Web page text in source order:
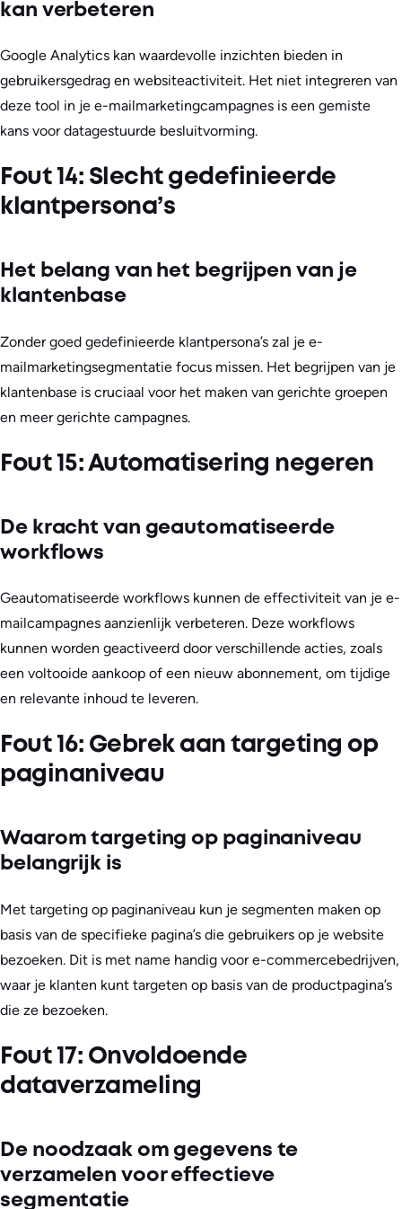
kan verbeteren
Google Analytics kan waardevolle inzichten bieden in
gebruikersgedrag en websiteactiviteit. Het niet integreren van
deze tool in je e-mailmarketingcampagnes is een gemiste
kans voor datagestuurde besluitvorming.
Fout 14: Slecht gedefinieerde
klantpersona’s
Het belang van het begrijpen van je
klantenbase
Zonder goed gedefinieerde klantpersona’s zal je e-
mailmarketingsegmentatie focus missen. Het begrijpen van je
klantenbase is cruciaal voor het maken van gerichte groepen
en meer gerichte campagnes.
Fout 15: Automatisering negeren
De kracht van geautomatiseerde
workflows
Geautomatiseerde workflows kunnen de effectiviteit van je e-
mailcampagnes aanzienlijk verbeteren. Deze workflows
kunnen worden geactiveerd door verschillende acties, zoals
een voltooide aankoop of een nieuw abonnement, om tijdige
en relevante inhoud te leveren.
Fout 16: Gebrek aan targeting op
paginaniveau
Waarom targeting op paginaniveau
belangrijk is
Met targeting op paginaniveau kun je segmenten maken op
basis van de specifieke pagina’s die gebruikers op je website
bezoeken. Dit is met name handig voor e-commercebedrijven,
waar je klanten kunt targeten op basis van de productpagina’s
die ze bezoeken.
Fout 17: Onvoldoende
dataverzameling
De noodzaak om gegevens te
verzamelen voor effectieve
segmentatie